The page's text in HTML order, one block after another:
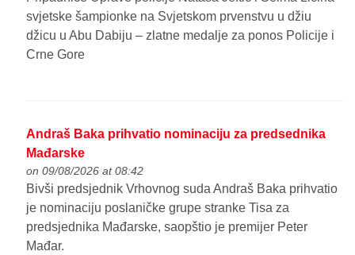
svjetske šampionke na Svjetskom prvenstvu u džiu
džicu u Abu Dabiju – zlatne medalje za ponos Policije i
Crne Gore
Andraš Baka prihvatio nominaciju za predsednika
Mađarske
on 09/08/2026 at 08:42
Bivši predsjednik Vrhovnog suda Andraš Baka prihvatio
je nominaciju poslaničke grupe stranke Tisa za
predsjednika Mađarske, saopštio je premijer Peter
Mađar.